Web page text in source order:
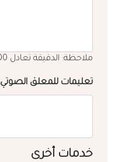
ملاحظة: الدقيقة تعادل 100 كلمة باللغة العربية
تعليمات للمعلق الصوتي
خدمات أخرى